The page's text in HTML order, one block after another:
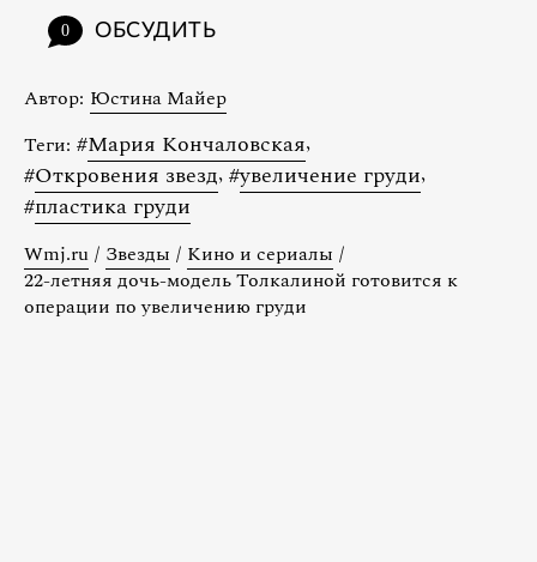
0 ОБСУДИТЬ
Автор: Юстина Майер
Теги: #Мария Кончаловская,
#Откровения звезд, #увеличение груди,
#пластика груди
Wmj.ru / Звезды / Кино и сериалы /
22-летняя дочь-модель Толкалиной готовится к
операции по увеличению груди